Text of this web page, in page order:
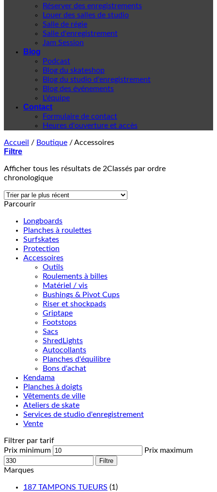
Réserver des enregistrements
Louer des salles de studio
Salle de régie
Salle d'enregistrement
Jam Session
Blog
Podcast
Blog du skateshop
Blog du studio d'enregistrement
Blog des événements
L'équipe
Contact
Formulaire de contact
Heures d'ouverture et accès
Accueil / Boutique /Accessoires
Filtre
Afficher tous les résultats de 2Classés par ordre
chronologique
Parcourir
Longboards
Planches à roulettes
Surfskates
Protection
Accessoires
Outils
Roulements à billes
Matériel / vis
Bushings & Pivot Cups
Riser et shockpads
Griptape
Footstops
Sacs
ShredLights
Autocollants
Planches d'équilibre
Bons d'achat
Kendama
Planches à doigts
Vêtements de ville
Ateliers de skate
Services de studio d'enregistrement
Vente
Filtrer par tarif
Prix minimum
Prix maximum
Filtre
Marques
187 TAMPONS TUEURS (1)